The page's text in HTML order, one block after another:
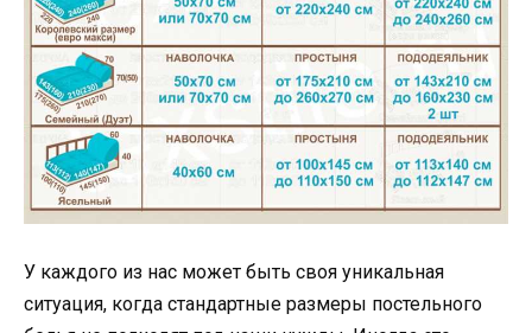
У каждого из нас может быть своя уникальная
ситуация, когда стандартные размеры постельного